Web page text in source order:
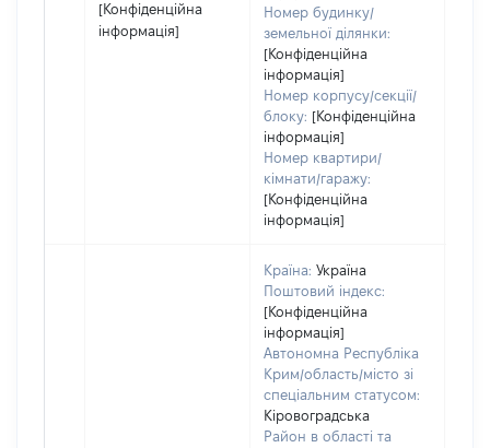
[Конфіденційна
інформація]
Номер будинку/
земельної ділянки:
[Конфіденційна
інформація]
Номер корпусу/секції/
блоку: [Конфіденційна
інформація]
Номер квартири/
кімнати/гаражу:
[Конфіденційна
інформація]
Країна: Україна
Поштовий індекс:
[Конфіденційна
інформація]
Автономна Республіка
Крим/область/місто зі
спеціальним статусом:
Кіровоградська
Район в області та